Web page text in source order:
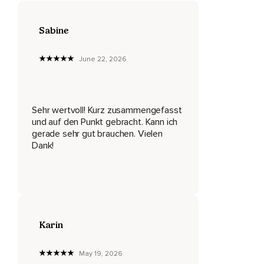
Da habe ich schon alles gelernt,
Alles tutti.
In der man sich denkt,
Sabine
June 22, 2026
Sehr wertvoll! Kurz zusammengefasst
und auf den Punkt gebracht. Kann ich
gerade sehr gut brauchen. Vielen
Dank!
Karin
May 19, 2026